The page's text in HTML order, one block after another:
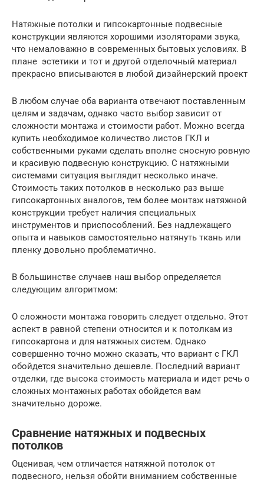
Натяжные потолки и гипсокартонные подвесные
конструкции являются хорошими изоляторами звука,
что немаловажно в современных бытовых условиях. В
плане эстетики и тот и другой отделочный материал
прекрасно вписываются в любой дизайнерский проект
В любом случае оба варианта отвечают поставленным
целям и задачам, однако часто выбор зависит от
сложности монтажа и стоимости работ. Можно всегда
купить необходимое количество листов ГКЛ и
собственными руками сделать вполне сносную ровную
и красивую подвесную конструкцию. С натяжными
системами ситуация выглядит несколько иначе.
Стоимость таких потолков в несколько раз выше
гипсокартонных аналогов, тем более монтаж натяжной
конструкции требует наличия специальных
инструментов и приспособлений. Без надлежащего
опыта и навыков самостоятельно натянуть ткань или
пленку довольно проблематично.
В большинстве случаев наш выбор определяется
следующим алгоритмом:
О сложности монтажа говорить следует отдельно. Этот
аспект в равной степени относится и к потолкам из
гипсокартона и для натяжных систем. Однако
совершенно точно можно сказать, что вариант с ГКЛ
обойдется значительно дешевле. Последний вариант
отделки, где высока стоимость материала и идет речь о
сложных монтажных работах обойдется вам
значительно дороже.
Сравнение натяжных и подвесных
потолков
Оценивая, чем отличается натяжной потолок от
подвесного, нельзя обойти вниманием собственные